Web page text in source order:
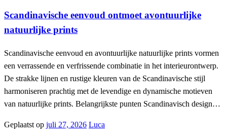
Scandinavische eenvoud ontmoet avontuurlijke
natuurlijke prints
Scandinavische eenvoud en avontuurlijke natuurlijke prints vormen
een verrassende en verfrissende combinatie in het interieurontwerp.
De strakke lijnen en rustige kleuren van de Scandinavische stijl
harmoniseren prachtig met de levendige en dynamische motieven
van natuurlijke prints. Belangrijkste punten Scandinavisch design…
Geplaatst op juli 27, 2026 Luca